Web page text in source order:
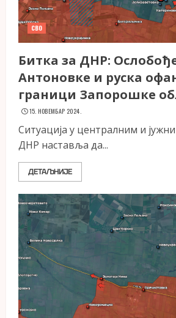
СВО
Битка за ДНР:
Антоновке и руска
граници Запорошке
15. НОВЕМБАР 2024.
Ситуација у централним и
ДНР наставља да...
ДЕТАЉНИЈЕ